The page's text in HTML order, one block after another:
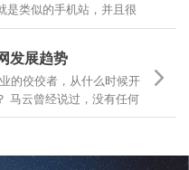
是类似的手机站，并且很
能去开发小程序，是因为
点呢？
发展趋势
的佼佼者，从什么时候开
马云曾经说过，没有任何
存在，可见互联网行业的